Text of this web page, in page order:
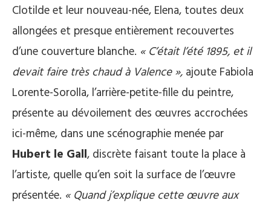
Clotilde et leur nouveau-née, Elena, toutes deux
allongées et presque entièrement recouvertes
d’une couverture blanche. « C’était l’été 1895, et il
devait faire très chaud à Valence », ajoute Fabiola
Lorente-Sorolla, l’arrière-petite-fille du peintre,
présente au dévoilement des œuvres accrochées
ici-même, dans une scénographie menée par
Hubert le Gall, discrète faisant toute la place à
l’artiste, quelle qu’en soit la surface de l’œuvre
présentée. « Quand j’explique cette œuvre aux